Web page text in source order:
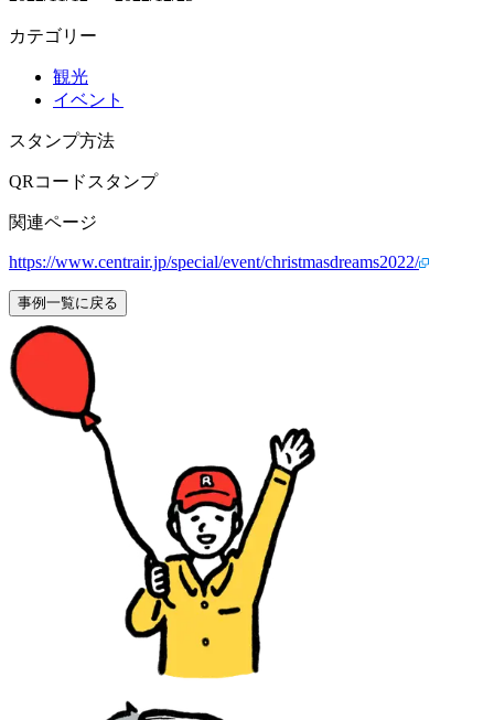
カテゴリー
観光
イベント
スタンプ方法
QRコードスタンプ
関連ページ
https://www.centrair.jp/special/event/christmasdreams2022/
事例一覧に戻る